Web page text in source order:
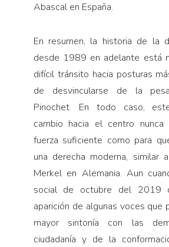
Abascal en España.
En resumen, la historia de la
desde 1989 en adelante está
difícil tránsito hacia posturas
de desvincularse de la
Pinochet. En todo caso,
cambio hacia el centro
fuerza suficiente como para
una derecha moderna, similar
Merkel en Alemania. Aun
social de octubre del 2019
aparición de algunas voces que
mayor sintonía con las
ciudadanía y de la